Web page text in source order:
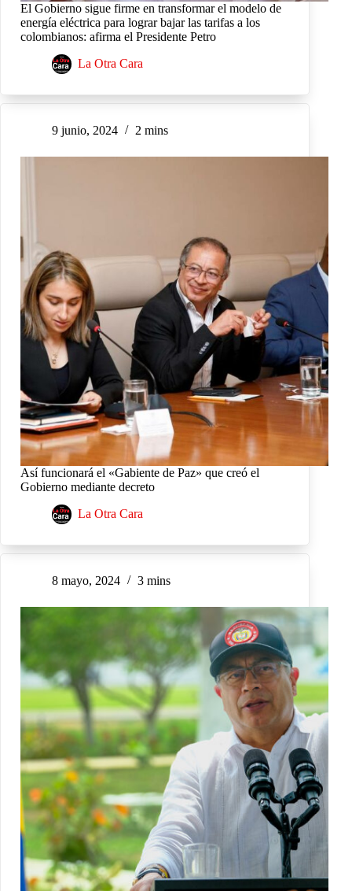
El Gobierno sigue firme en transformar el modelo de
energía eléctrica para lograr bajar las tarifas a los
colombianos: afirma el Presidente Petro
La Otra Cara
9 junio, 2024 2 mins
Así funcionará el «Gabiente de Paz» que creó el
Gobierno mediante decreto
La Otra Cara
8 mayo, 2024 3 mins